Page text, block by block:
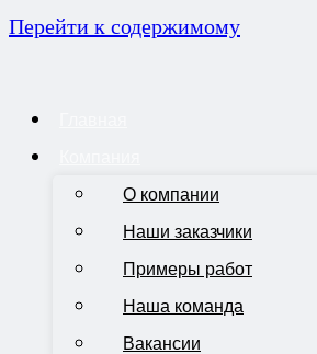
Перейти к содержимому
О компании
Наши заказчики
Примеры работ
Наша команда
Вакансии